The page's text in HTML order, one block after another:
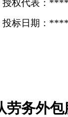
授权代表：****
投标日期：****
劳务外